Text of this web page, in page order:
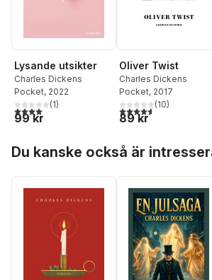
Lysande utsikter
Charles Dickens
Pocket, 2022
4,0utav 5 stjärnor. Totalt antal röster:
(1)
99 kr
Oliver Twist
Charles Dickens
Pocket, 2017
4,6utav 5 stjärnor.
(10)
89 kr
Du kanske också är